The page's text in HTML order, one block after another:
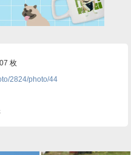
枚
2824/photo/44